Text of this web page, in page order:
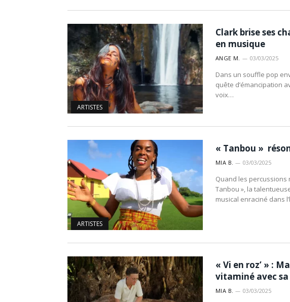
ARTISTES
Clark brise ses
en musique
ANGE M. 03/03/2025
Dans un souffle pop
quête d’émancipation
voix…
ARTISTES
« Tanbou »
MIA B. 03/03/2025
Quand les percussions
Tanbou », la
musical enraciné dans
« Vi en roz’ » :
vitaminé avec
MIA B. 03/03/2025